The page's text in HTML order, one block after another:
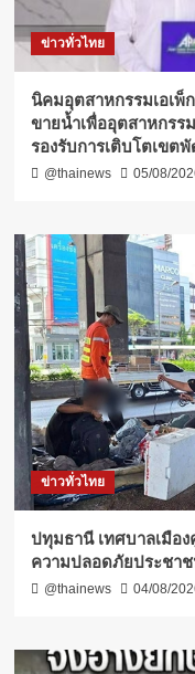
ข่าวทั่วไทย
นิคมอุตสาหกรรมเอเพ็
ขายน้ำเพื่ออุตสาหกรร
รองรับการเติบโตเขต
@thainews 05/08/
ข่าวทั่วไทย
ปทุมธานี เทศบาลเมือ
ความปลอดภัยประชา
@thainews 04/08/